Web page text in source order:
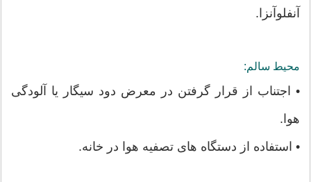
آنفلوآنزا.
محیط سالم:
• اجتناب از قرار گرفتن در معرض دود سیگار یا آلودگی
هوا.
• استفاده از دستگاه های تصفیه هوا در خانه.